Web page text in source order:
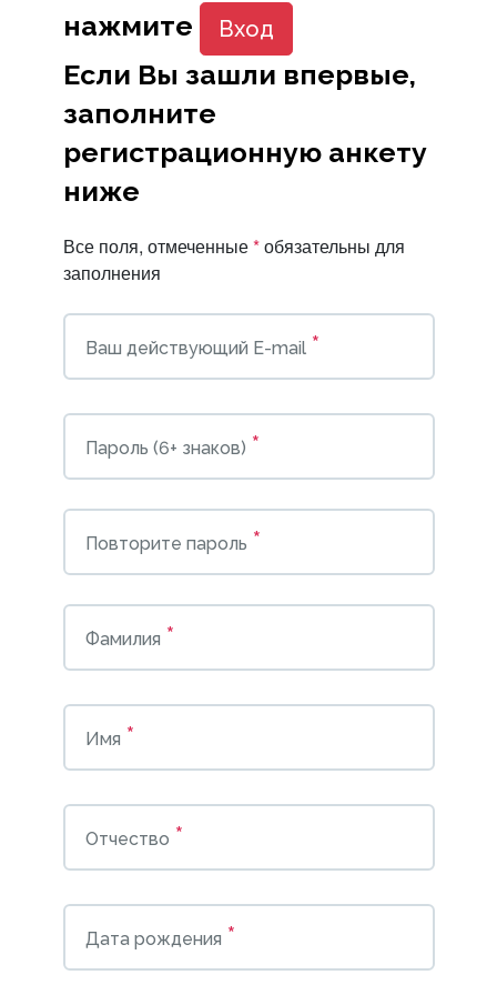
нажмите
Вход
Если Вы зашли впервые,
заполните
регистрационную анкету
ниже
Все поля, отмеченные*обязательны для
заполнения
Ваш действующий E-mail *
Пароль (6+ знаков) *
Повторите пароль *
Фамилия *
Имя *
Отчество *
Дата рождения *